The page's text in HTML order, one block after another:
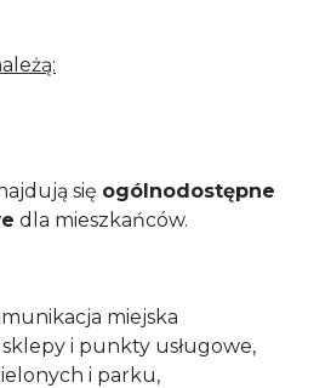
się ogólnodostępne
dla mieszkańców.
miejska
i punkty usługowe,
i parku,